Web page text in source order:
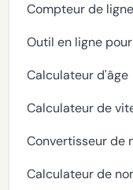
Compteur de
Outil en ligne
Calculateur d'âge
Calculateur de
Convertisseur de
Calculateur de